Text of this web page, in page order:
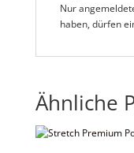
Nur
haben, dürfen
Ähnliche